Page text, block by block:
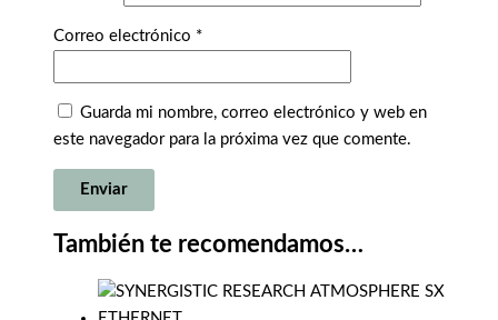
Correo electrónico *
Guarda mi nombre, correo electrónico y web en
este navegador para la próxima vez que comente.
También te recomendamos…